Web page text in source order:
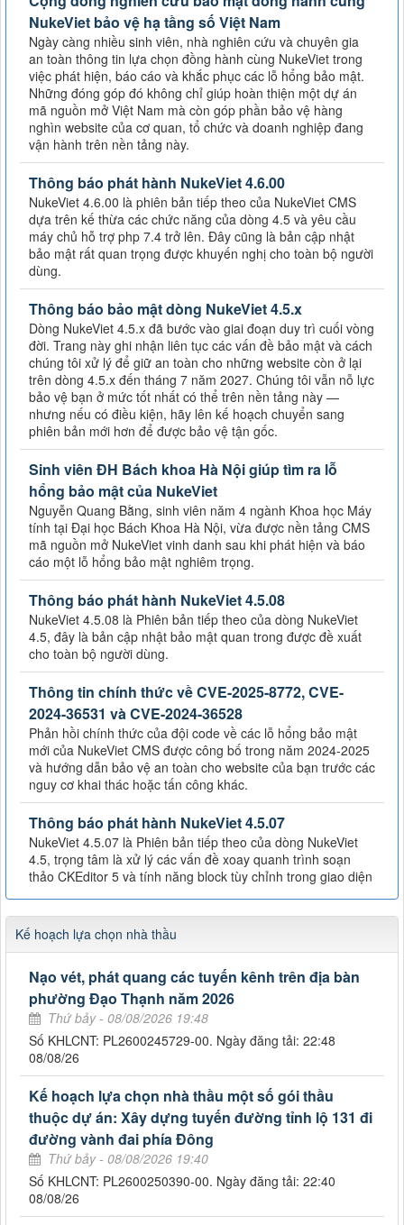
NukeViet bảo vệ hạ tầng số Việt Nam
Ngày càng nhiều sinh viên, nhà nghiên cứu và chuyên gia
an toàn thông tin lựa chọn đồng hành cùng NukeViet trong
việc phát hiện, báo cáo và khắc phục các lỗ hổng bảo mật.
Những đóng góp đó không chỉ giúp hoàn thiện một dự án
mã nguồn mở Việt Nam mà còn góp phần bảo vệ hàng
nghìn website của cơ quan, tổ chức và doanh nghiệp đang
vận hành trên nền tảng này.
Thông báo phát hành NukeViet 4.6.00
NukeViet 4.6.00 là phiên bản tiếp theo của NukeViet CMS
dựa trên kế thừa các chức năng của dòng 4.5 và yêu cầu
máy chủ hỗ trợ php 7.4 trở lên. Đây cũng là bản cập nhật
bảo mật rất quan trọng được khuyến nghị cho toàn bộ người
dùng.
Thông báo bảo mật dòng NukeViet 4.5.x
Dòng NukeViet 4.5.x đã bước vào giai đoạn duy trì cuối vòng
đời. Trang này ghi nhận liên tục các vấn đề bảo mật và cách
chúng tôi xử lý để giữ an toàn cho những website còn ở lại
trên dòng 4.5.x đến tháng 7 năm 2027. Chúng tôi vẫn nỗ lực
bảo vệ bạn ở mức tốt nhất có thể trên nền tảng này —
nhưng nếu có điều kiện, hãy lên kế hoạch chuyển sang
phiên bản mới hơn để được bảo vệ tận gốc.
Sinh viên ĐH Bách khoa Hà Nội giúp tìm ra lỗ
hổng bảo mật của NukeViet
Nguyễn Quang Bằng, sinh viên năm 4 ngành Khoa học Máy
tính tại Đại học Bách Khoa Hà Nội, vừa được nền tảng CMS
mã nguồn mở NukeViet vinh danh sau khi phát hiện và báo
cáo một lỗ hổng bảo mật nghiêm trọng.
Thông báo phát hành NukeViet 4.5.08
NukeViet 4.5.08 là Phiên bản tiếp theo của dòng NukeViet
4.5, đây là bản cập nhật bảo mật quan trong được đề xuất
cho toàn bộ người dùng.
Thông tin chính thức về CVE-2025-8772, CVE-
2024-36531 và CVE-2024-36528
Phản hồi chính thức của đội code về các lỗ hổng bảo mật
mới của NukeViet CMS được công bố trong năm 2024-2025
và hướng dẫn bảo vệ an toàn cho website của bạn trước các
nguy cơ khai thác hoặc tấn công khác.
Thông báo phát hành NukeViet 4.5.07
NukeViet 4.5.07 là Phiên bản tiếp theo của dòng NukeViet
4.5, trọng tâm là xử lý các vấn đề xoay quanh trình soạn
thảo CKEditor 5 và tính năng block tùy chỉnh trong giao diện
Kế hoạch lựa chọn nhà thầu
Nạo vét, phát quang các tuyến kênh trên địa bàn
phường Đạo Thạnh năm 2026
Thứ bảy - 08/08/2026 19:48
Số KHLCNT: PL2600245729-00. Ngày đăng tải: 22:48
08/08/26
Kế hoạch lựa chọn nhà thầu một số gói thầu
thuộc dự án: Xây dựng tuyến đường tỉnh lộ 131 đi
đường vành đai phía Đông
Thứ bảy - 08/08/2026 19:40
Số KHLCNT: PL2600250390-00. Ngày đăng tải: 22:40
08/08/26